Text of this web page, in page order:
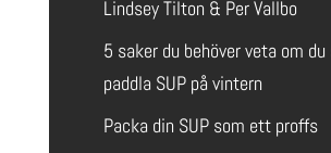
Lindsey Tilton & Per Vallbo
5 saker du behöver veta om du
paddla SUP på vintern
Packa din SUP som ett proffs